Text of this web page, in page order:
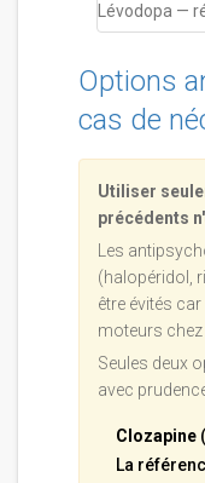
Lévodopa —
Options
cas de
Utiliser
précédents
Les
(halopéridol,
être évités
moteurs chez
Seules deux
avec
Clozapine
La